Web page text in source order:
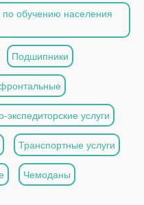
по обучению населения
Подшипники
экспедиторские услуги
Транспортные услуги
Чемоданы